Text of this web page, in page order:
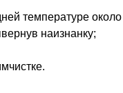
температуре
наизнанку;